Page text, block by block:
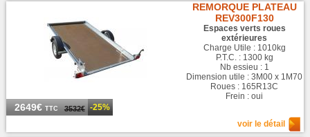
2649€TTC 3532€ -25%
REMORQUE PLATEAU
REV300F130
Espaces verts roues
extérieures
Charge Utile : 1010kg
P.T.C. : 1300 kg
Nb essieu : 1
Dimension utile : 3M00 x 1M70
Roues : 165R13C
Frein : oui
voir le détail